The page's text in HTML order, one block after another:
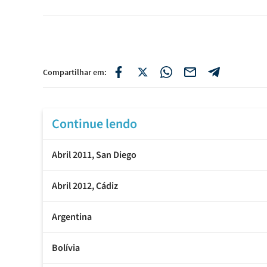
Compartilhar em:
Continue lendo
Abril 2011, San Diego
Abril 2012, Cádiz
Argentina
Bolívia